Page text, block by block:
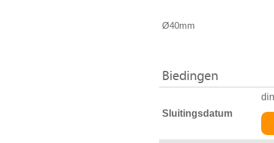
Ø40mm
Biedingen
Sluitingsdatum